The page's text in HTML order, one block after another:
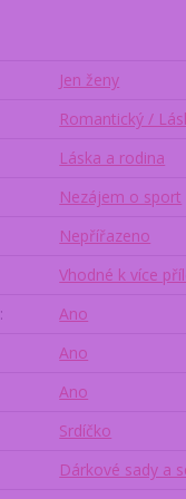
Jen ženy
Romantický /
Láska a rodina
Nezájem o sport
Nepřířazeno
Vhodné k více
Ano
Ano
Ano
Srdíčko
Dárkové sady a